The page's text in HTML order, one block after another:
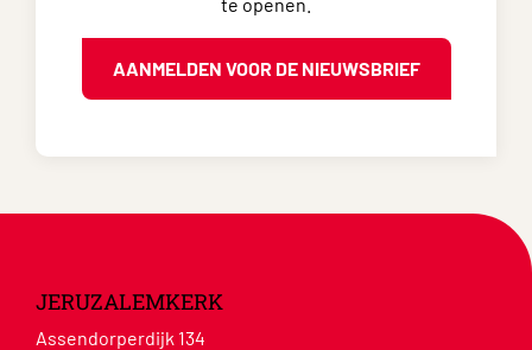
AANMELDEN VOOR DE NIEUWSBRIEF
JERUZALEMKERK
Assendorperdijk 134